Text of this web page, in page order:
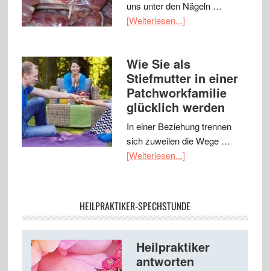
uns unter den Nägeln …
[Weiterlesen...]
Wie Sie als
Stiefmutter in einer
Patchworkfamilie
glücklich werden
In einer Beziehung trennen
sich zuweilen die Wege …
[Weiterlesen...]
HEILPRAKTIKER-SPECHSTUNDE
Heilpraktiker
antworten